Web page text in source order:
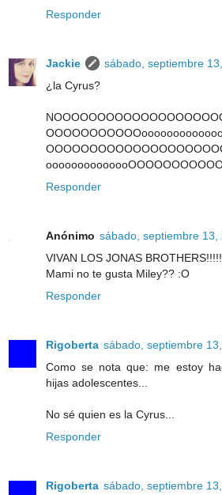
Responder
Jackie
sábado, septiembre
¿la Cyrus?
Responder
Anónimo sábado, septiembre 13,
VIVAN LOS JONAS
Mami no te gusta Miley?? :O
Responder
Rigoberta sábado, septiembre
Como se nota que: me estoy
hijas adolescentes...
No sé quien es la Cyrus...
Responder
Rigoberta sábado, septiembre